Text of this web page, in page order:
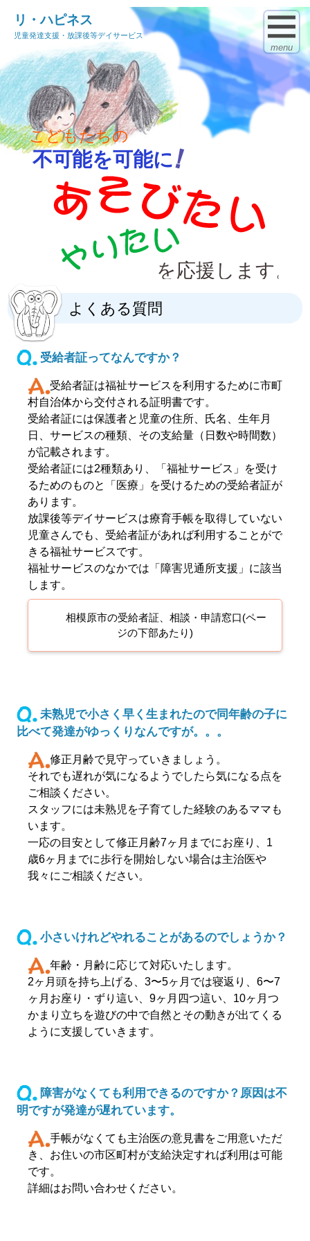
リ・ハピネス
児童発達支援・放課後等デイサービス
よくある質問
受給者証ってなんですか？
受給者証は福祉サービスを利用するために市町
村自治体から交付される証明書です。
受給者証には保護者と児童の住所、氏名、生年月
日、サービスの種類、その支給量（日数や時間数）
が記載されます。
受給者証には2種類あり、「福祉サービス」を受け
るためのものと「医療」を受けるための受給者証が
あります。
放課後等デイサービスは療育手帳を取得していない
児童さんでも、受給者証があれば利用することがで
きる福祉サービスです。
福祉サービスのなかでは「障害児通所支援」に該当
します。
相模原市の受給者証、相談・申請窓口(ペー
ジの下部あたり)
未熟児で小さく早く生まれたので同年齢の子に
比べて発達がゆっくりなんですが。。。
修正月齢で見守っていきましょう。
それでも遅れが気になるようでしたら気になる点を
ご相談ください。
スタッフには未熟児を子育てした経験のあるママも
います。
一応の目安として修正月齢7ヶ月までにお座り、1
歳6ヶ月までに歩行を開始しない場合は主治医や
我々にご相談ください。
小さいけれどやれることがあるのでしょうか？
年齢・月齢に応じて対応いたします。
2ヶ月頭を持ち上げる、3〜5ヶ月では寝返り、6〜7
ヶ月お座り・ずり這い、9ヶ月四つ這い、10ヶ月つ
かまり立ちを遊びの中で自然とその動きが出てくる
ように支援していきます。
障害がなくても利用できるのですか？原因は不
明ですが発達が遅れています。
手帳がなくても主治医の意見書をご用意いただ
き、お住いの市区町村が支給決定すれば利用は可能
です。
詳細はお問い合わせください。
menu